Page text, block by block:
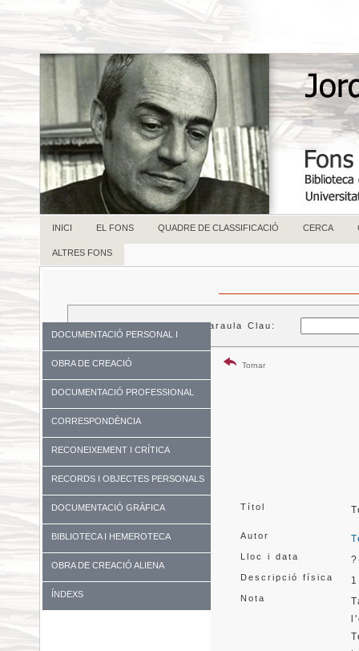
INICI EL FONS QUADRE DE CLASSIFICACIÓ CERCA
ALTRES FONS
DOCUMENTACIÓ PERSONAL I
FAMILIAR
OBRA DE CREACIÓ
DOCUMENTACIÓ PROFESSIONAL
CORRESPONDÈNCIA
RECONEIXEMENT I CRÍTICA
RECORDS I OBJECTES PERSONALS
DOCUMENTACIÓ GRÀFICA
BIBLIOTECA I HEMEROTECA
OBRA DE CREACIÓ ALIENA
ÍNDEXS
Paraula Clau:
Tornar
Títol
Autor
Lloc i data
Descripció física
Nota